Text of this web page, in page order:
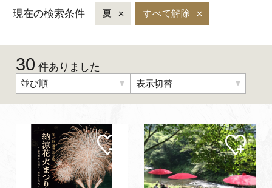
お知らせ
動画を見る
パンフレットダウンロード
写真ダウンロード
プライバシーポリシー
現在の検索条件 夏 すべて解除
30 件ありました
並び順 表示切替
マイ
ペー
ジに
追加
マイ
ペー
ジに
追加